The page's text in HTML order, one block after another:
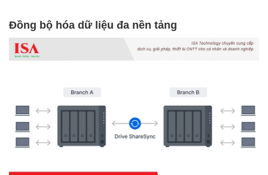
Đồng bộ hóa dữ liệu đa nền tảng